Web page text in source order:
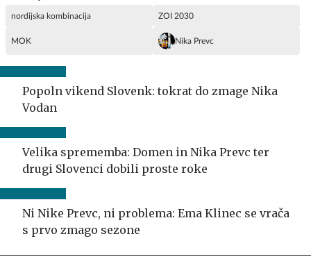
nordijska kombinacija ZOI 2030
MOK Nika Prevc
Popoln vikend Slovenk: tokrat do zmage Nika
Vodan
Velika sprememba: Domen in Nika Prevc ter
drugi Slovenci dobili proste roke
Ni Nike Prevc, ni problema: Ema Klinec se vrača
s prvo zmago sezone